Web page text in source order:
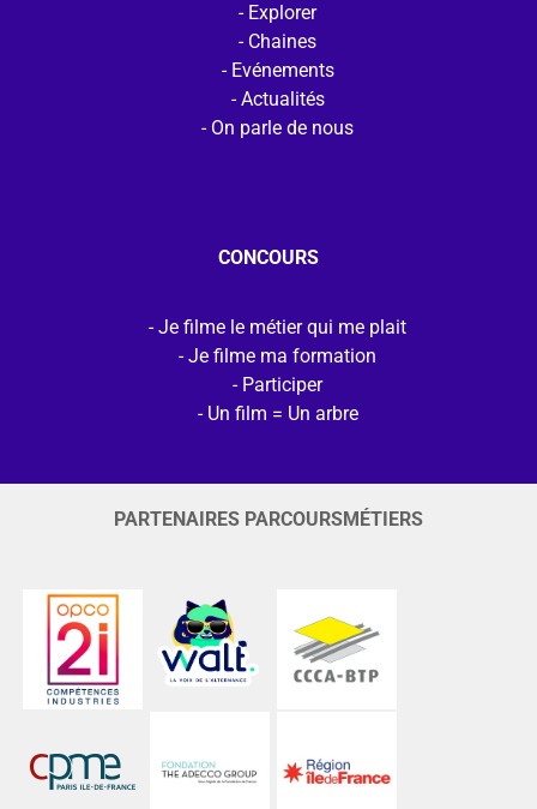
Explorer
Chaines
Evénements
Actualités
On parle de nous
CONCOURS
Je filme le métier qui me plait
Je filme ma formation
Participer
Un film = Un arbre
PARTENAIRES PARCOURSMÉTIERS